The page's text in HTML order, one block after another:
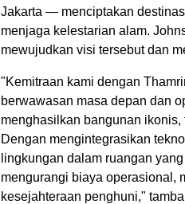
Jakarta — menciptakan
menjaga kelestarian alam.
mewujudkan visi tersebut dan
"Kemitraan kami dengan
berwawasan masa depan dan
menghasilkan bangunan
Dengan mengintegrasikan
lingkungan dalam ruangan
mengurangi biaya operasional,
kesejahteraan penghuni,"